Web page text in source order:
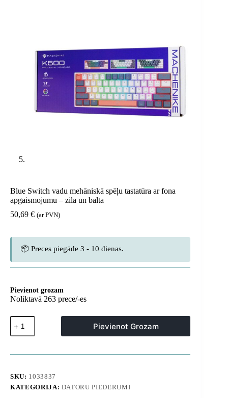
Blue Switch vadu mehāniskā spēļu tastatūra ar fona
apgaismojumu – zila un balta
50,69 € (ar PVN)
📦 Preces piegāde 3 - 10 dienas.
Pievienot grozam
Noliktavā 263 prece/-es
Blue
Switch
vadu
spēļu
fona
apgaismojumu
Pievienot Grozam
SKU: 1033837
KATEGORIJA: DATORU PIEDERUMI